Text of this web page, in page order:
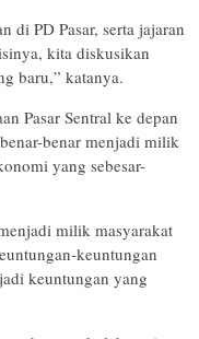
di PD Pasar, serta jajaran
kita diskusikan
baru,” katanya.
Pasar Sentral ke depan
benar menjadi milik
yang sebesar-
milik masyarakat
keuntungan
keuntungan yang